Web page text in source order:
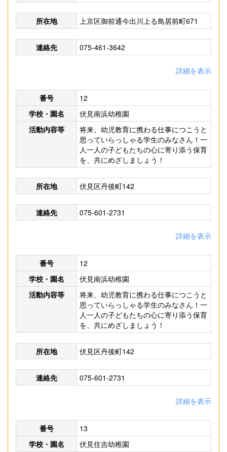
所在地 上京区御前通今出川上る鳥居前町671
連絡先 075-461-3642
詳細を表示
番号
12
学校・園名
伏見南浜幼稚園
活動内容等
将来、幼児教育に携わる仕事につこうと
思っていらっしゃる学生のみなさん！一
人一人の子どもたちの心に寄り添う保育
を、共にめざしましょう！
所在地 伏見区丹後町142
連絡先 075-601-2731
詳細を表示
番号
12
学校・園名
伏見南浜幼稚園
活動内容等
将来、幼児教育に携わる仕事につこうと
思っていらっしゃる学生のみなさん！一
人一人の子どもたちの心に寄り添う保育
を、共にめざしましょう！
所在地 伏見区丹後町142
連絡先 075-601-2731
詳細を表示
番号
13
学校・園名
伏見住吉幼稚園